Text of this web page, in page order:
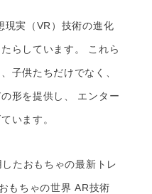
現実（VR）技術の進化
らしています。 これら
子供たちだけでなく、
形を提供し、 エンター
います。
たおもちゃの最新トレ
もちゃの世界 AR技術